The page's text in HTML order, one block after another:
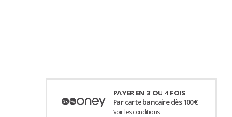
PAYER EN 3 OU 4 FOIS
Par carte bancaire dès 100€
Voir les conditions